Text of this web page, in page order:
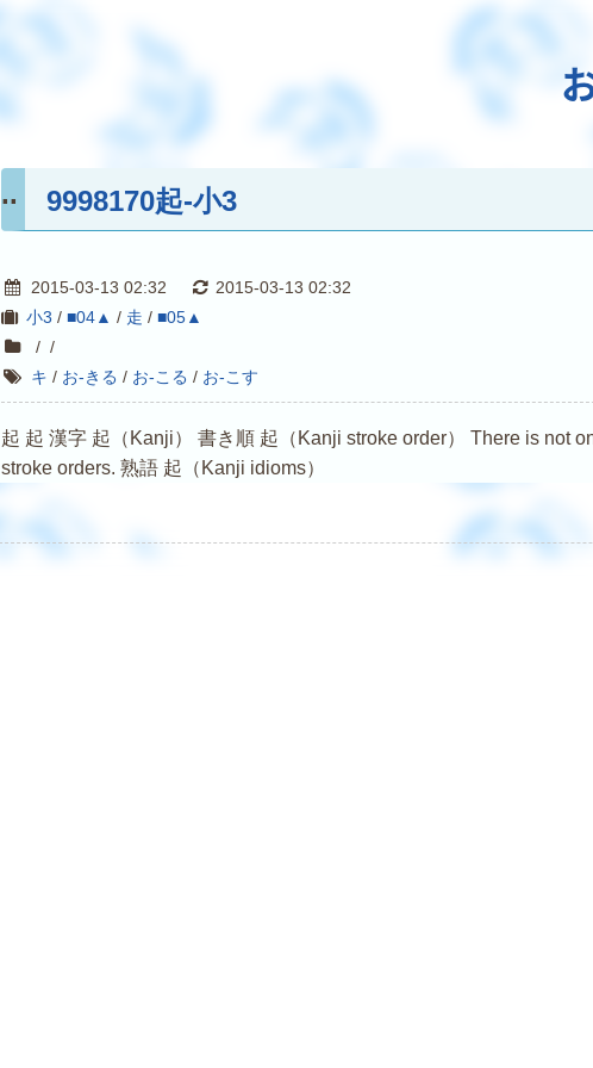
9998170起-小3
2015-03-13 02:32
2015-03-13 02:32
小3 / ■04▲ / 走 / ■05▲
/ /
キ / お-きる / お-こる / お-こす
起 起 漢字 起（Kanji） 書き順 起（Kanji stroke order） There is not
stroke orders. 熟語 起（Kanji idioms）